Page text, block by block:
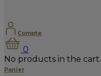
Compte
0
No products in the cart.
Panier